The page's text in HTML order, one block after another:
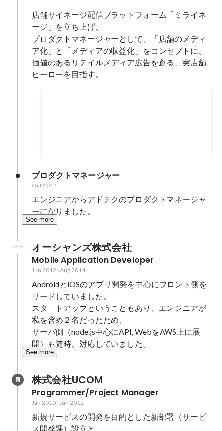
店舗サイネージ配信プラットフォーム「ミライネ
ージ」を立ち上げ、
プロダクトマネージャーとして、「店舗のメディ
ア化」と「メディアの収益化」をコンセプトに、
価値のあるリテイルメディア広告を創る、実店舗
プロダクトマネージャー
Oct 2014
エンジニアからアドテクのプロダクトマネージャ
ーになりました。
See more
オーシャンズ株式会社
Mobile Application Developer
Jun 2012 -Aug 2014
AndroidとiOSのアプリ開発を中心にフロント側を
リードしていました。
スタートアップということもあり、エンジニアが
私を含め２名だったため、
サーバ側（node.js中心にAPI, WebをAWS上に展
開）も随時、対応していました。
See more
株式会社UCOM
Programmer/Project Manager
Jan 2010-Jun 2012
新規サービスの開発を目的とした新部署（サービ
ス開発課）設立と、